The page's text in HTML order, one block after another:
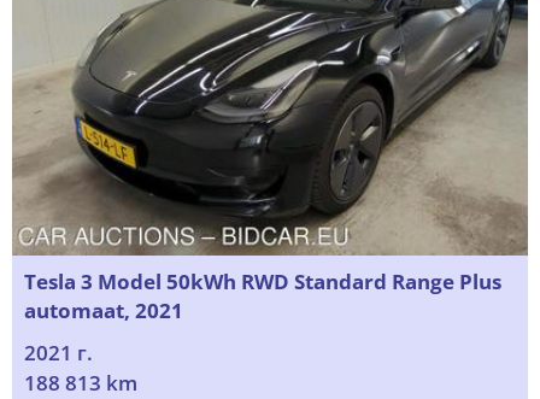
Tesla 3 Model 50kWh RWD Standard Range Plus
automaat, 2021
2021 г.
188 813 km